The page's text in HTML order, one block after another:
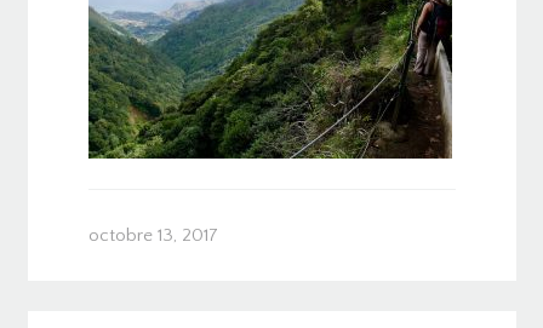
octobre 13, 2017